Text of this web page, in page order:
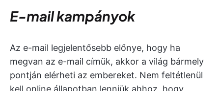
E-mail kampányok
Az e-mail legjelentősebb előnye, hogy ha
megvan az e-mail címük, akkor a világ bármely
pontján elérheti az embereket. Nem feltétlenül
kell online állapotban lenniük ahhoz, hogy